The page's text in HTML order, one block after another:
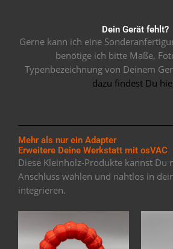
Dein Gerät fehlt?
Gerne kann ich eine
benötige ich bitte Maße,
Typenbezeichnung von Deinem
dazu findest Du
Mehr als nur ein Adapter
Erweitere Deine Werkstatt mit osVAC
Diese Kleinholz-Produkte kannst Du
Anschluss wählen und nahtlos in
integrieren.